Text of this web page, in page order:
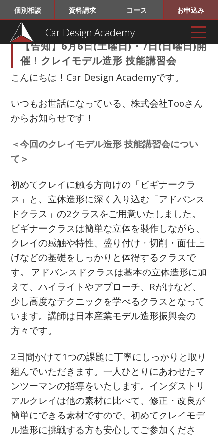
Car Design Academy
個別相談 資料請求 コース お申込み
【告知】6月6日(土曜日)・7日(日曜日)開
催！クレイモデル造形 技能講習会
こんにちは！Car Design Academyです。
いつもお世話になっている、株式会社Tooさん
からお知らせです！
＜今回のクレイモデル造形 技能講習会につい
て＞
初めてクレイに触る方向けの「ビギナークラ
ス」と、立体造形に深く入り込む「アドバンス
ドクラス」の2クラスをご用意いたしました。
ビギナークラスは簡単な立体を製作しながら、
クレイの感触や特性、盛り付け・切削・面仕上
げなどの基礎をしっかりと体得するクラスで
す。
アドバンスドクラスは基本の立体造形に加
えて、ハイライトやアプローチ、Rがけなど、
少し高度なテクニックを学べるクラスとなって
います。講師は日本産業モデル造形振興会の
方々です。
2日間かけて1つの課題に丁寧にしっかりと取り
組んでいただきます。一人ひとりにあわせたマ
ンツーマンの指導をいたします。インダストリ
アルクレイは他の素材に比べて、修正・改良が
簡単にできる素材ですので、初めてクレイモデ
ル造形に挑戦する方も安心してご参加くださ